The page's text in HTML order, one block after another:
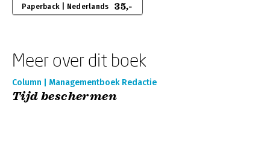
Paperback | Nederlands 35,-
Meer over dit boek
Column | Managementboek Redactie
Tijd beschermen